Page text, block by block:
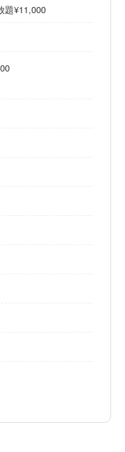
題¥11,000